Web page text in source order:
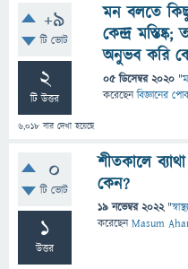
+9
টি ভোট
2
টি উত্তর
6,018 বার দেখা হয়েছে
মন বলতে
কেন্দ্র
অনুভব করি
05 ডিসেম্বর 2020 "
করেছেনবিজ্ঞানের
0
টি ভোট
1
উত্তর
শীতকালে
কেন?
19 নভেম্বর 2022 "
করেছেনMasum